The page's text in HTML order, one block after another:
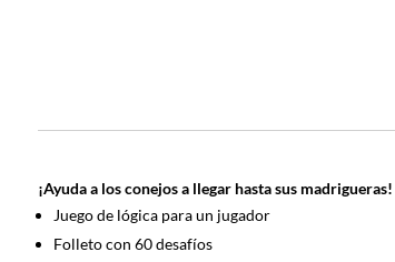
¡Ayuda a los conejos a llegar hasta sus madrigueras!
Juego de lógica para un jugador
Folleto con 60 desafíos